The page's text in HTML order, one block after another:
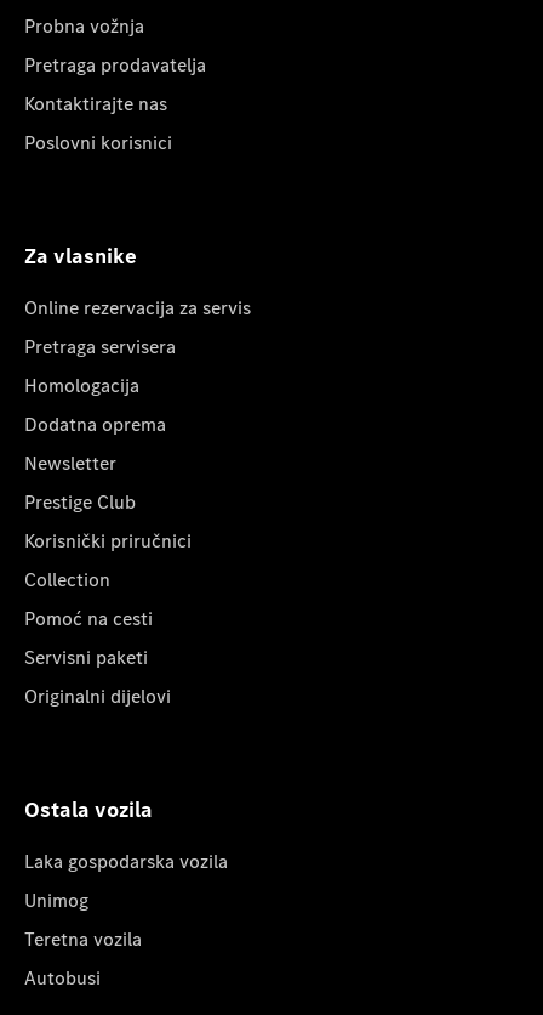
Probna vožnja
Pretraga prodavatelja
Kontaktirajte nas
Poslovni korisnici
Za vlasnike
Online rezervacija za servis
Pretraga servisera
Homologacija
Dodatna oprema
Newsletter
Prestige Club
Korisnički priručnici
Collection
Pomoć na cesti
Servisni paketi
Originalni dijelovi
Ostala vozila
Laka gospodarska vozila
Unimog
Teretna vozila
Autobusi